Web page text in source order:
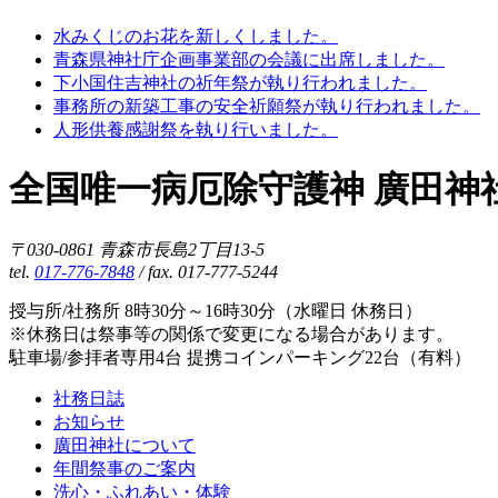
水みくじのお花を新しくしました。
青森県神社庁企画事業部の会議に出席しました。
下小国住吉神社の祈年祭が執り行われました。
事務所の新築工事の安全祈願祭が執り行われました。
人形供養感謝祭を執り行いました。
全国唯一病厄除守護神 廣田神
〒030-0861 青森市長島2丁目13-5
tel. 017-776-7848 / fax. 017-777-5244
授与所/社務所 8時30分～16時30分（水曜日 休務日）
※休務日は祭事等の関係で変更になる場合があります。
駐車場/参拝者専用4台 提携コインパーキング22台（有料）
社務日誌
お知らせ
廣田神社について
年間祭事のご案内
洗心・ふれあい・体験